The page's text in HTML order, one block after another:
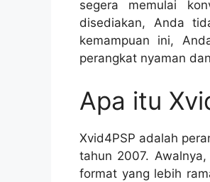
segera memulai
disediakan, Anda
kemampuan ini,
perangkat nyaman
Apa itu
Xvid4PSP adalah
tahun 2007.
format yang lebih